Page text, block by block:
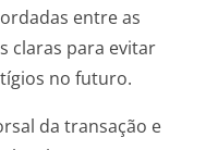
entre as
claras para evitar
no futuro.
da transação e